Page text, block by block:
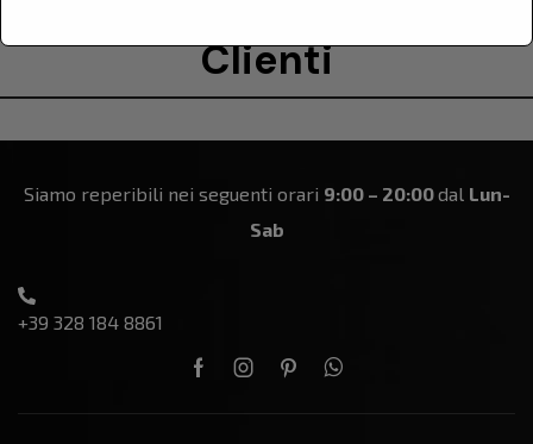
Clienti
Siamo reperibili nei seguenti orari 9:00 – 20:00dal Lun-
Sab
+39 328 184 8861